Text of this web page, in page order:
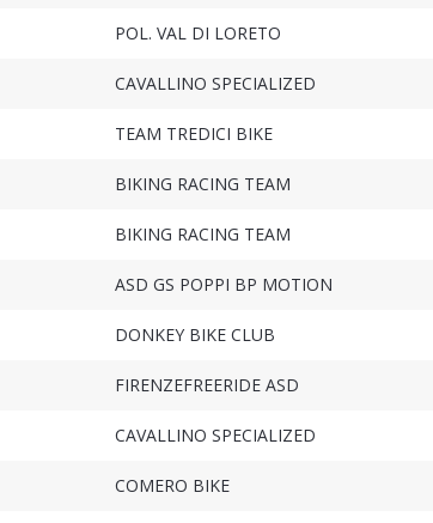
POL. VAL DI LORETO
CAVALLINO SPECIALIZED
TEAM TREDICI BIKE
BIKING RACING TEAM
BIKING RACING TEAM
ASD GS POPPI BP MOTION
DONKEY BIKE CLUB
FIRENZEFREERIDE ASD
CAVALLINO SPECIALIZED
COMERO BIKE